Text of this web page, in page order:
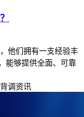
他们拥有一支经验丰
能够提供全面、可靠
背调资讯